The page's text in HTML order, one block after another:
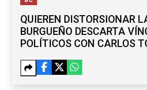
QUIEREN DISTORSIONAR
BURGUEÑO DESCARTA
POLÍTICOS CON CARLOS